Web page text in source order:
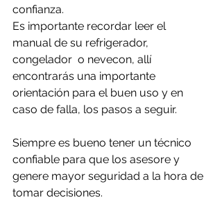
confianza.
Es importante recordar leer el
manual de su refrigerador,
congelador  o nevecon, allí
encontrarás una importante
orientación para el buen uso y en
caso de falla, los pasos a seguir.
Siempre es bueno tener un técnico
confiable para que los asesore y
genere mayor seguridad a la hora de
tomar decisiones.